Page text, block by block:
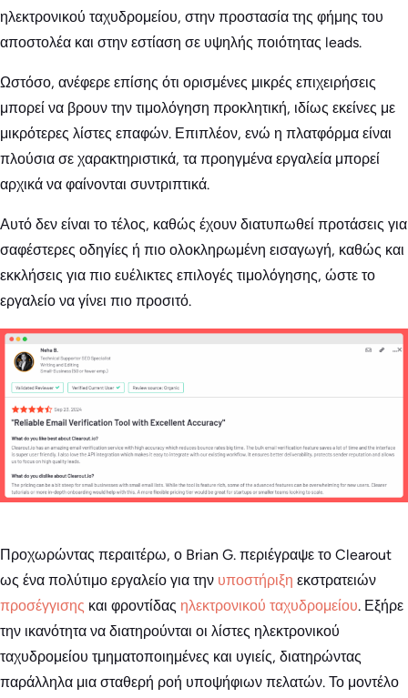
ηλεκτρονικού ταχυδρομείου, στην προστασία της φήμης του
αποστολέα και στην εστίαση σε υψηλής ποιότητας leads.
Ωστόσο, ανέφερε επίσης ότι ορισμένες μικρές επιχειρήσεις
μπορεί να βρουν την τιμολόγηση προκλητική, ιδίως εκείνες με
μικρότερες λίστες επαφών. Επιπλέον, ενώ η πλατφόρμα είναι
πλούσια σε χαρακτηριστικά, τα προηγμένα εργαλεία μπορεί
αρχικά να φαίνονται συντριπτικά.
Αυτό δεν είναι το τέλος, καθώς έχουν διατυπωθεί προτάσεις για
σαφέστερες οδηγίες ή πιο ολοκληρωμένη εισαγωγή, καθώς και
εκκλήσεις για πιο ευέλικτες επιλογές τιμολόγησης, ώστε το
εργαλείο να γίνει πιο προσιτό.
Προχωρώντας περαιτέρω, ο Brian G. περιέγραψε το Clearout
ως ένα πολύτιμο εργαλείο για την υποστήριξη εκστρατειών
προσέγγισης και φροντίδας ηλεκτρονικού ταχυδρομείου. Εξήρε
την ικανότητα να διατηρούνται οι λίστες ηλεκτρονικού
ταχυδρομείου τμηματοποιημένες και υγιείς, διατηρώντας
παράλληλα μια σταθερή ροή υποψήφιων πελατών. Το μοντέλο